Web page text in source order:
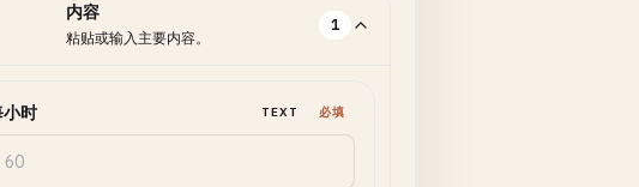
内容
粘贴或输入主要内容。
1
时 TEXT 必填